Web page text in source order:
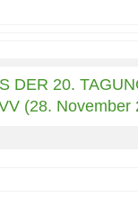
DER 20.
(28. November